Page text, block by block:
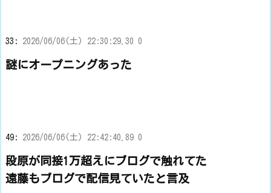
33: 2026/06/06(土) 22:30:29.30 0
謎にオープニングあった
49: 2026/06/06(土) 22:42:40.89 0
段原が同接1万超えにブログで触れてた
遠藤もブログで配信見ていたと言及